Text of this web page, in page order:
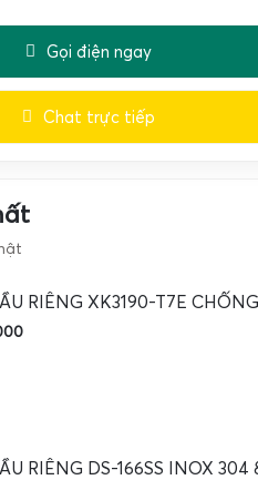
Gọi điện ngay
Chat trực tiếp
RIÊNG XK3190-T7E
RIÊNG DS-166SS INOX